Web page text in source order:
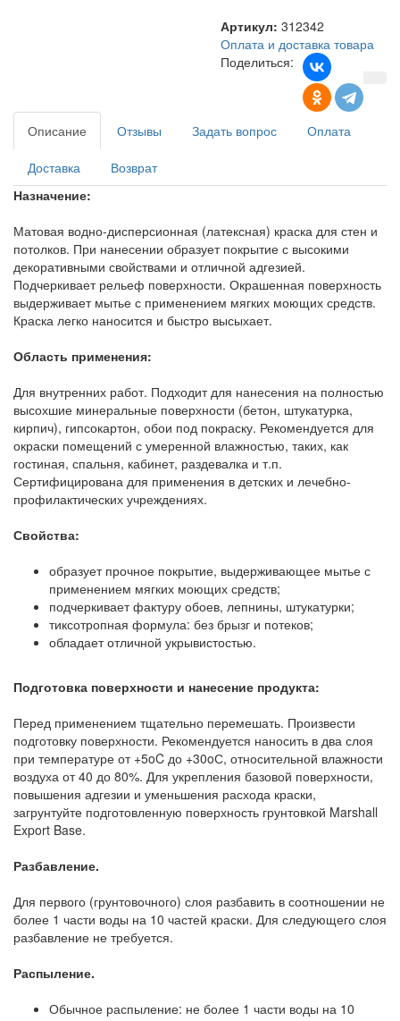
Артикул: 312342
Оплата и доставка товара
Поделиться:
Описание Отзывы Задать вопрос Оплата
Доставка
Возврат
Назначение:
Матовая водно-дисперсионная (латексная) краска для стен и
потолков. При нанесении образует покрытие с высокими
декоративными свойствами и отличной адгезией.
Подчеркивает рельеф поверхности. Окрашенная поверхность
выдерживает мытье с применением мягких моющих средств.
Краска легко наносится и быстро высыхает.
Область применения:
Для внутренних работ. Подходит для нанесения на полностью
высохшие минеральные поверхности (бетон, штукатурка,
кирпич), гипсокартон, обои под покраску. Рекомендуется для
окраски помещений с умеренной влажностью, таких, как
гостиная, спальня, кабинет, раздевалка и т.п.
Сертифицирована для применения в детских и лечебно-
профилактических учреждениях.
Свойства:
образует прочное покрытие, выдерживающее мытье с
применением мягких моющих средств;
подчеркивает фактуру обоев, лепнины, штукатурки;
тиксотропная формула: без брызг и потеков;
обладает отличной укрывистостью.
Подготовка поверхности и нанесение продукта:
Перед применением тщательно перемешать. Произвести
подготовку поверхности. Рекомендуется наносить в два слоя
при температуре от +5oC до +30oС, относительной влажности
воздуха от 40 до 80%. Для укрепления базовой поверхности,
повышения адгезии и уменьшения расхода краски,
загрунтуйте подготовленную поверхность грунтовкой Marshall
Export Base.
Разбавление.
Для первого (грунтовочного) слоя разбавить в соотношении не
более 1 части воды на 10 частей краски. Для следующего слоя
разбавление не требуется.
Распыление.
Обычное распыление: не более 1 части воды на 10